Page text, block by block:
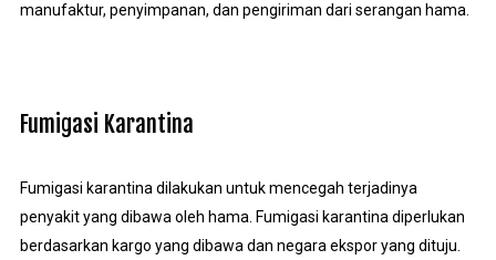
manufaktur, penyimpanan, dan pengiriman dari serangan hama.
Fumigasi Karantina
Fumigasi karantina dilakukan untuk mencegah terjadinya
penyakit yang dibawa oleh hama. Fumigasi karantina diperlukan
berdasarkan kargo yang dibawa dan negara ekspor yang dituju.